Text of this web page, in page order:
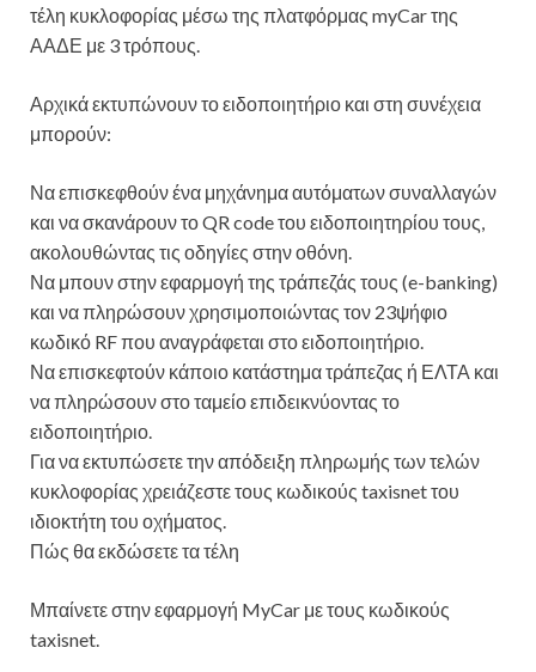
τέλη κυκλοφορίας μέσω της πλατφόρμας myCar της
ΑΑΔΕ με 3 τρόπους.
Αρχικά εκτυπώνουν το ειδοποιητήριο και στη συνέχεια
μπορούν:
Να επισκεφθούν ένα μηχάνημα αυτόματων συναλλαγών
και να σκανάρουν το QR code του ειδοποιητηρίου τους,
ακολουθώντας τις οδηγίες στην οθόνη.
Να μπουν στην εφαρμογή της τράπεζάς τους (e-banking)
και να πληρώσουν χρησιμοποιώντας τον 23ψήφιο
κωδικό RF που αναγράφεται στο ειδοποιητήριο.
Να επισκεφτούν κάποιο κατάστημα τράπεζας ή ΕΛΤΑ και
να πληρώσουν στο ταμείο επιδεικνύοντας το
ειδοποιητήριο.
Για να εκτυπώσετε την απόδειξη πληρωμής των τελών
κυκλοφορίας χρειάζεστε τους κωδικούς taxisnet του
ιδιοκτήτη του οχήματος.
Πώς θα εκδώσετε τα τέλη
Μπαίνετε στην εφαρμογή MyCar με τους κωδικούς
taxisnet.